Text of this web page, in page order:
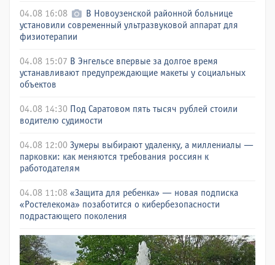
04.08 16:08
В Новоузенской районной больнице
установили современный ультразвуковой аппарат для
физиотерапии
04.08 15:07 В Энгельсе впервые за долгое время
устанавливают предупреждающие макеты у социальных
объектов
04.08 14:30 Под Саратовом пять тысяч рублей стоили
водителю судимости
04.08 12:00 Зумеры выбирают удаленку, а миллениалы —
парковки: как меняются требования россиян к
работодателям
04.08 11:08 «Защита для ребенка» — новая подписка
«Ростелекома» позаботится о кибербезопасности
подрастающего поколения